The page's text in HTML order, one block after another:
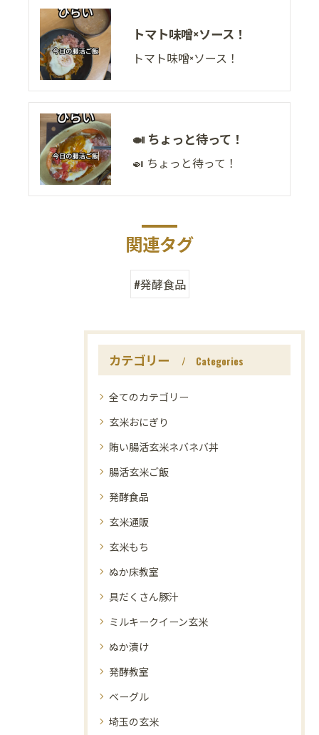
トマト味噌×ソース！
トマト味噌×ソース！
🍛 ちょっと待って！
🍛 ちょっと待って！
関連タグ
#発酵食品
カテゴリー Categories
全てのカテゴリー
玄米おにぎり
賄い腸活玄米ネバネバ丼
腸活玄米ご飯
発酵食品
玄米通販
玄米もち
ぬか床教室
具だくさん豚汁
ミルキークイーン玄米
ぬか漬け
発酵教室
ベーグル
埼玉の玄米